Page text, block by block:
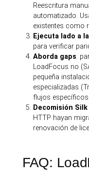
Reescritura
automatizado.
existentes como
Ejecuta lado a
para verificar
Aborda gaps:
LoadFocus no
pequeña
especializadas
flujos específicos.
Decomisión Silk
HTTP hayan
renovación de
FAQ: